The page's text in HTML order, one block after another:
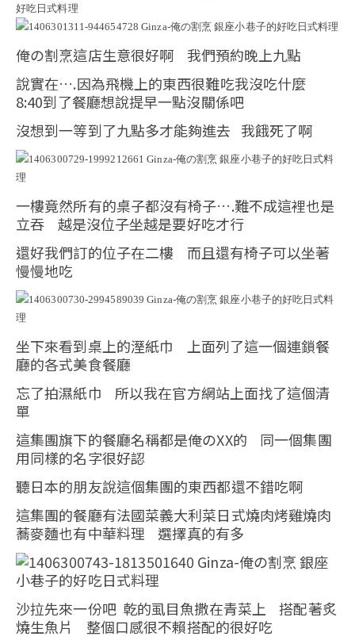
俺の割烹這店生意很好啊 我們預約晚上九點
說實在….因為飛機上的東西很難吃我沒吃什麼
8:40到了餐廳想說提早一點沒關係吧
沒想到一等到了九點多才能夠進去 我餓死了啊
一樓竟然所有的桌子都沒有椅子….難不成這裡也是
立吞 越是沒位子坐越是要好吃才行
還好我們訂的位子在二樓 而且還有椅子可以坐著
慢慢地吃
坐下來看到桌上的溼紙巾 上面列了這一個連鎖餐
廳的各式美食餐廳
忘了拍濕紙巾 所以我在官方網站上面找了這個清
單
這集團旗下的餐廳名稱都是俺のXX的 同一個集團
用同樣的名字很好認
聽日本的朋友說這個集團的東西都還不錯吃啊
這集團的餐廳有法國菜義大利菜日式燒肉烤雞燒肉
蕎麥麵也有中華料理 選擇真的有多
沙拉先來一份吧 乾的虱目魚撒在青菜上 搭配著炙
燒生魚片 整個口感很不賴搭配的很好吃